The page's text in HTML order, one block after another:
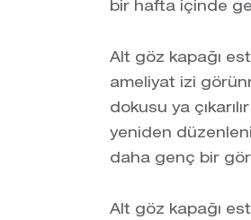
bir hafta içinde
Alt göz kapağı
ameliyat izi
dokusu ya
yeniden
daha genç bir
Alt göz kapağı